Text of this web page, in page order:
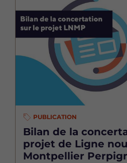
PUBLICATION
Bilan de la
projet de Ligne
Montpellier